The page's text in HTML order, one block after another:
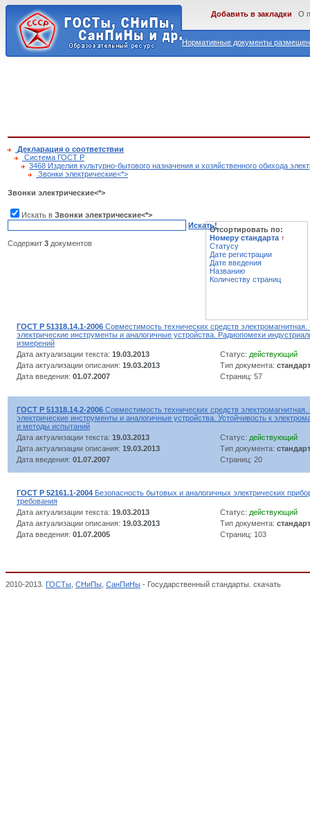
Нормативные документы
Добавить в закладки О
Декларация о соответствии
Cистема ГОСТ Р
3468 Изделия культурно-бытового назначения и хозяйственного обихода
Звонки электрические<*>
Звонки электрические<*>
Искать в Звонки электрические<*>
Искать!
Содержит 3 документов
Отсортировать по:
Номеру стандарта ↑
Статусу
Дате регистрации
Дате введения
Названию
Количеству страниц
ГОСТ Р 51318.14.1-2006 Совместимость технических средств
электрические инструменты и аналогичные устройства. Радиопомехи
измерений
Дата актуализации текста: 19.03.2013 Статус: действующий
Дата актуализации описания: 19.03.2013 Тип документа: стандарт
Дата введения: 01.07.2007 Страниц: 57
ГОСТ Р 51318.14.2-2006 Совместимость технических средств
электрические инструменты и аналогичные устройства. Устойчивость к
и методы испытаний
Дата актуализации текста: 19.03.2013 Статус: действующий
Дата актуализации описания: 19.03.2013 Тип документа: стандарт
Дата введения: 01.07.2007 Страниц: 20
ГОСТ Р 52161.1-2004 Безопасность бытовых и аналогичных электрических
требования
Дата актуализации текста: 19.03.2013 Статус: действующий
Дата актуализации описания: 19.03.2013 Тип документа: стандарт
Дата введения: 01.07.2005 Страниц: 103
2010-2013. ГОСТы СНиПы СанПиНы - Государственный стандарты. скачать